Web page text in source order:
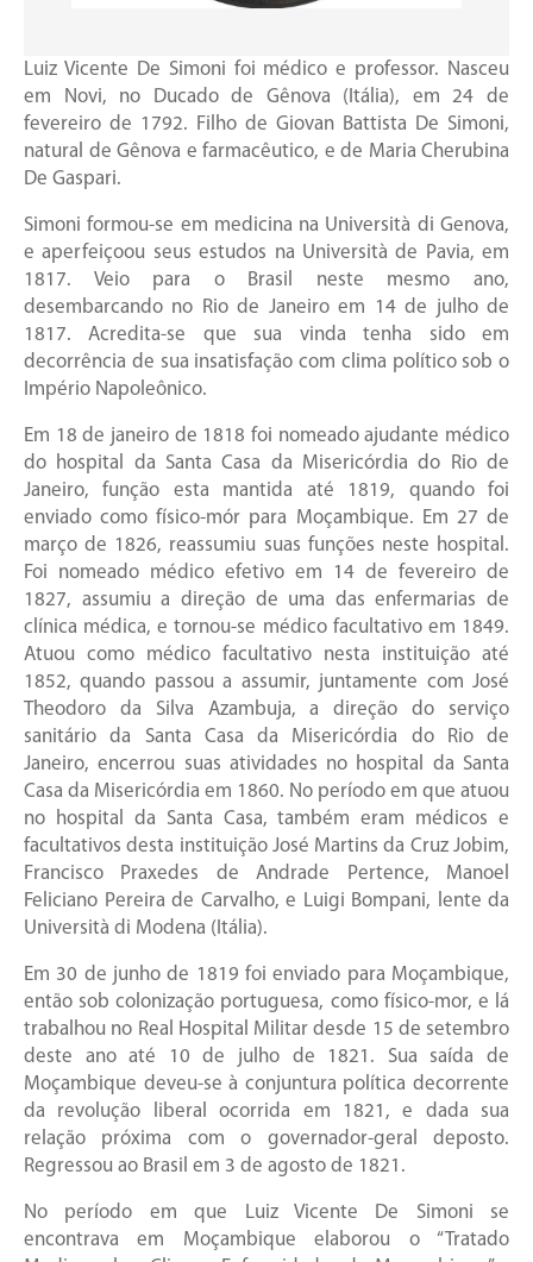
Luiz Vicente De Simoni foi médico e professor. Nasceu
em Novi, no Ducado de Gênova (Itália), em 24 de
fevereiro de 1792. Filho de Giovan Battista De Simoni,
natural de Gênova e farmacêutico, e de Maria Cherubina
De Gaspari.
Simoni formou-se em medicina na Università di Genova,
e aperfeiçoou seus estudos na Università de Pavia, em
1817. Veio para o Brasil neste mesmo ano,
desembarcando no Rio de Janeiro em 14 de julho de
1817. Acredita-se que sua vinda tenha sido em
decorrência de sua insatisfação com clima político sob o
Império Napoleônico.
Em 18 de janeiro de 1818 foi nomeado ajudante médico
do hospital da Santa Casa da Misericórdia do Rio de
Janeiro, função esta mantida até 1819, quando foi
enviado como físico-mór para Moçambique. Em 27 de
março de 1826, reassumiu suas funções neste hospital.
Foi nomeado médico efetivo em 14 de fevereiro de
1827, assumiu a direção de uma das enfermarias de
clínica médica, e tornou-se médico facultativo em 1849.
Atuou como médico facultativo nesta instituição até
1852, quando passou a assumir, juntamente com José
Theodoro da Silva Azambuja, a direção do serviço
sanitário da Santa Casa da Misericórdia do Rio de
Janeiro, encerrou suas atividades no hospital da Santa
Casa da Misericórdia em 1860. No período em que atuou
no hospital da Santa Casa, também eram médicos e
facultativos desta instituição José Martins da Cruz Jobim,
Francisco Praxedes de Andrade Pertence, Manoel
Feliciano Pereira de Carvalho, e Luigi Bompani, lente da
Università di Modena (Itália).
Em 30 de junho de 1819 foi enviado para Moçambique,
então sob colonização portuguesa, como físico-mor, e lá
trabalhou no Real Hospital Militar desde 15 de setembro
deste ano até 10 de julho de 1821. Sua saída de
Moçambique deveu-se à conjuntura política decorrente
da revolução liberal ocorrida em 1821, e dada sua
relação próxima com o governador-geral deposto.
Regressou ao Brasil em 3 de agosto de 1821.
No período em que Luiz Vicente De Simoni se
encontrava em Moçambique elaborou o “Tratado